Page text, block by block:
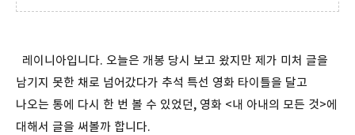
레이니아입니다. 오늘은 개봉 당시 보고 왔지만 제가 미처 글을
남기지 못한 채로 넘어갔다가 추석 특선 영화 타이틀을 달고
나오는 통에 다시 한 번 볼 수 있었던, 영화 <내 아내의 모든 것>에
대해서 글을 써볼까 합니다.